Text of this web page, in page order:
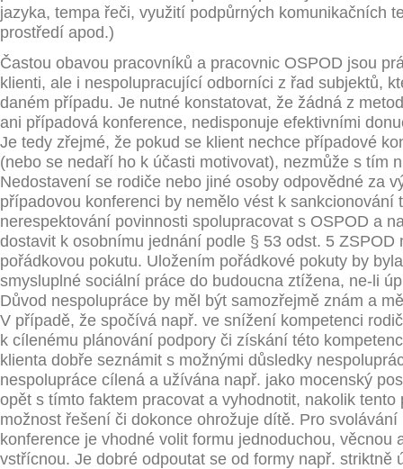
jazyka, tempa řeči, využití podpůrných komunikačních
prostředí apod.)
Častou obavou pracovníků a pracovnic OSPOD jsou
klienti, ale i nespolupracující odborníci z řad subjektů,
daném případu. Je nutné konstatovat, že žádná z
ani případová konference, nedisponuje efektivními
Je tedy zřejmé, že pokud se klient nechce případové
(nebo se nedaří ho k účasti motivovat), nezmůže s tím
Nedostavení se rodiče nebo jiné osoby odpovědné za
případovou konferenci by nemělo vést k sankcionování
nerespektování povinnosti spolupracovat s OSPOD a
dostavit k osobnímu jednání podle § 53 odst. 5 ZSPOD
pořádkovou pokutu. Uložením pořádkové pokuty by
smysluplné sociální práce do budoucna ztížena, ne-li
Důvod nespolupráce by měl být samozřejmě znám a
V případě, že spočívá např. ve snížení kompetenci
k cílenému plánování podpory či získání této
klienta dobře seznámit s možnými důsledky
nespolupráce cílená a užívána např. jako mocenský
opět s tímto faktem pracovat a vyhodnotit, nakolik tento
možnost řešení či dokonce ohrožuje dítě. Pro svolávání
konference je vhodné volit formu jednoduchou, věcnou
vstřícnou. Je dobré odpoutat se od formy např. striktně